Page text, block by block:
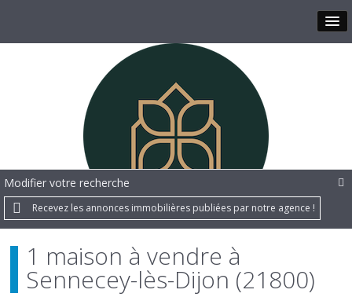
Modifier votre recherche
Recevez les annonces immobilières publiées par notre agence !
1 maison à vendre à
Sennecey-lès-Dijon (21800)